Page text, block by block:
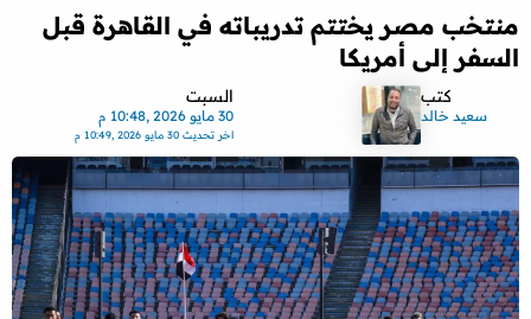
منتخب مصر يختتم تدريباته في القاهرة قبل
السفر إلى أمريكا
كتب
سعيد خالد
السبت
30 مايو 2026 ,10:48 م
اخر تحديث30 مايو 2026 ,10:49 م